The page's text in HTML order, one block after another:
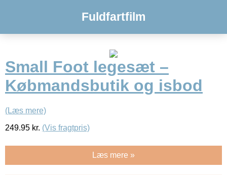
Fuldfartfilm
Small Foot legesæt –
Købmandsbutik og isbod
(Læs mere)
249.95 kr. (Vis fragtpris)
Læs mere »